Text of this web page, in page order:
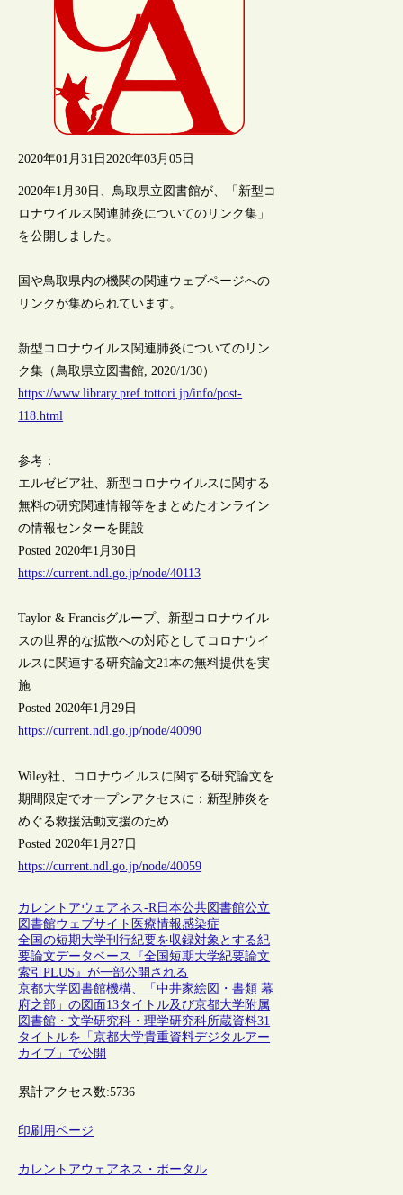
2020年01月31日 2020年03月05日
2020年1月30日、鳥取県立図書館が、「新型コ
ロナウイルス関連肺炎についてのリンク集」
を公開しました。
国や鳥取県内の機関の関連ウェブページへの
リンクが集められています。
新型コロナウイルス関連肺炎についてのリン
ク集（鳥取県立図書館, 2020/1/30）
https://www.library.pref.tottori.jp/info/post-
118.html
参考：
エルゼビア社、新型コロナウイルスに関する
無料の研究関連情報等をまとめたオンライン
の情報センターを開設
Posted 2020年1月30日
https://current.ndl.go.jp/node/40113
Taylor & Francisグループ、新型コロナウイル
スの世界的な拡散への対応としてコロナウイ
ルスに関連する研究論文21本の無料提供を実
施
Posted 2020年1月29日
https://current.ndl.go.jp/node/40090
Wiley社、コロナウイルスに関する研究論文を
期間限定でオープンアクセスに：新型肺炎を
めぐる救援活動支援のため
Posted 2020年1月27日
https://current.ndl.go.jp/node/40059
カレントアウェアネス-R 日本公共図書館公立
図書館ウェブサイト 医療情報感染症
全国の短期大学刊行紀要を収録対象とする紀
要論文データベース『全国短期大学紀要論文
索引PLUS』が一部公開される
京都大学図書館機構、「中井家絵図・書類 幕
府之部」の図面13タイトル及び京都大学附属
図書館・文学研究科・理学研究科所蔵資料31
タイトルを「京都大学貴重資料デジタルアー
カイブ」で公開
累計アクセス数:5736
印刷用ページ
カレントアウェアネス・ポータル